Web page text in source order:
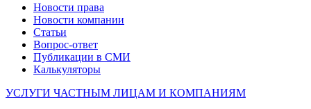
Новости права
Новости компании
Статьи
Вопрос-ответ
Публикации в СМИ
Калькуляторы
УСЛУГИ ЧАСТНЫМ ЛИЦАМ И КОМПАНИЯМ